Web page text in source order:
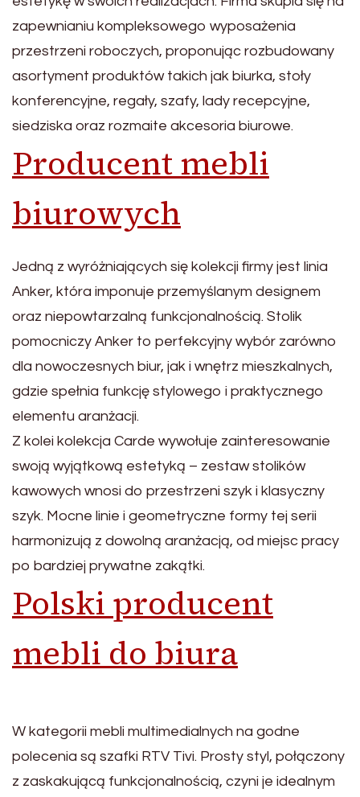
zapewnianiu kompleksowego wyposażenia
przestrzeni roboczych, proponując rozbudowany
asortyment produktów takich jak biurka, stoły
konferencyjne, regały, szafy, lady recepcyjne,
siedziska oraz rozmaite akcesoria biurowe.
Producent mebli
biurowych
Jedną z wyróżniających się kolekcji firmy jest linia
Anker, która imponuje przemyślanym designem
oraz niepowtarzalną funkcjonalnością. Stolik
pomocniczy Anker to perfekcyjny wybór zarówno
dla nowoczesnych biur, jak i wnętrz mieszkalnych,
gdzie spełnia funkcję stylowego i praktycznego
elementu aranżacji.
Z kolei kolekcja Carde wywołuje zainteresowanie
swoją wyjątkową estetyką – zestaw stolików
kawowych wnosi do przestrzeni szyk i klasyczny
szyk. Mocne linie i geometryczne formy tej serii
harmonizują z dowolną aranżacją, od miejsc pracy
po bardziej prywatne zakątki.
Polski producent
mebli do biura
W kategorii mebli multimedialnych na godne
polecenia są szafki RTV Tivi. Prosty styl, połączony
z zaskakującą funkcjonalnością, czyni je idealnym